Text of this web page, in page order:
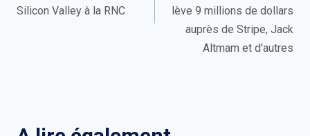
Silicon Valley à la RNC
lève 9 millions de dollars
auprès de Stripe, Jack
Altmam et d'autres